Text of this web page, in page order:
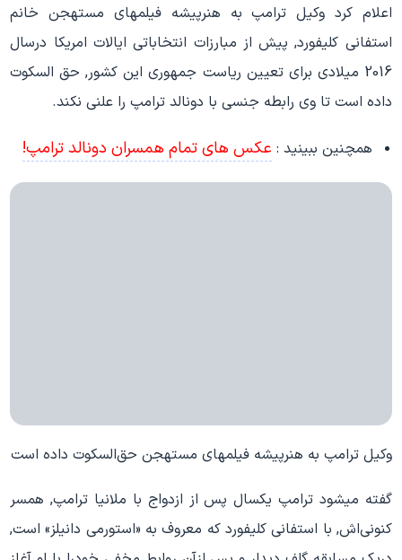
اعلام کرد وکیل ترامپ به هنرپیشه فیلمهای مستهجن خانم
استفانی کلیفورد, پیش از مبارزات انتخاباتی ایالات امریکا درسال
2016 میلادی برای تعیین ریاست جمهوری این کشور, حق‌ السکوت
داده است تا وی رابطه جنسی با دونالد ترامپ را علنی نکند.
همچنین ببینید : عکس های تمام همسران دونالد ترامپ!
وکیل ترامپ به هنرپیشه فیلمهای مستهجن حق‌السکوت داده است
گفته میشود ترامپ یکسال پس از ازدواج با ملانیا ترامپ, همسر
کنونی‌اش, با استفانی کلیفورد که معروف به «استورمی دانیلز» است,